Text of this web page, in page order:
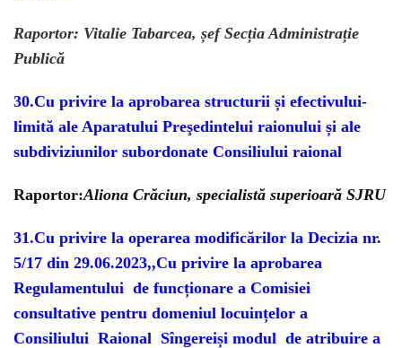
Raportor: Vitalie Tabarcea, șef Secția Administrație
Publică
30.Cu privire la aprobarea structurii și efectivului-
limită ale Aparatului Preşedintelui raionului și ale
subdiviziunilor subordonate Consiliului raional
Raportor:Aliona Crăciun, specialistă superioară SJRU
31.Cu privire la operarea modificărilor la Decizia nr.
5/17 din 29.06.2023,,Cu privire la aprobarea
Regulamentului de funcționare a Comisiei
consultative pentru domeniul locuințelor a
Consiliului Raional Sîngereiși modul de atribuire a